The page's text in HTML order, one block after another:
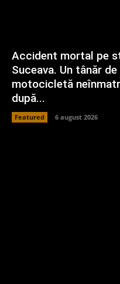
Accident mortal pe
Suceava. Un tânăr
motocicletă
după...
Featured 6 august 2026